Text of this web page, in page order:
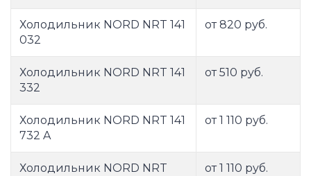
Холодильник NORD NRT 141
032
от 820 руб.
Холодильник NORD NRT 141
332
от 510 руб.
Холодильник NORD NRT 141
732 A
от 1 110 руб.
Холодильник NORD NRT
от 1 110 руб.